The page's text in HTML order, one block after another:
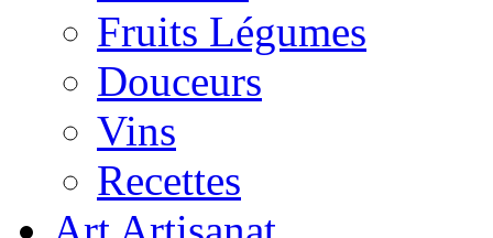
Fruits Légumes
Douceurs
Vins
Recettes